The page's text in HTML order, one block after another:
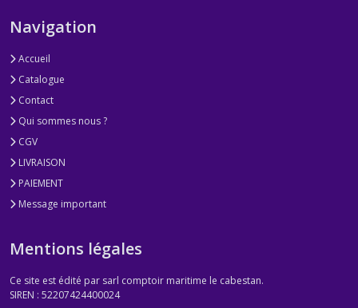
Navigation
Accueil
Catalogue
Contact
Qui sommes nous ?
CGV
LIVRAISON
PAIEMENT
Message important
Mentions légales
Ce site est édité par sarl comptoir maritime le cabestan.
SIREN : 52207424400024